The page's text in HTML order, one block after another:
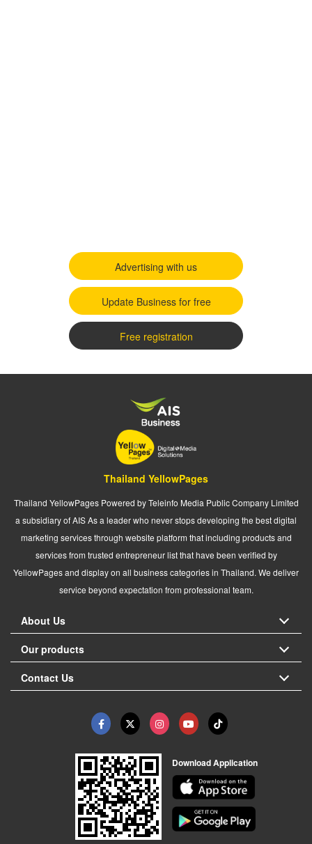
Advertising with us
Update Business for free
Free registration
Thailand YellowPages
Thailand YellowPages Powered by Teleinfo Media Public Company Limited
a subsidiary of AIS As a leader who never stops developing the best digital
marketing services through website platform that including products and
services from trusted entrepreneur list that have been verified by
YellowPages and display on all business categories in Thailand. We deliver
service beyond expectation from professional team.
About Us
Our products
Contact Us
Download Application